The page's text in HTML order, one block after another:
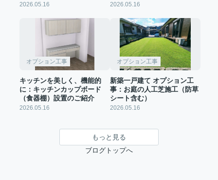
2026.05.16 2026.05.16
オプション工事
キッチンを美しく、機能的
に：キッチンカップボード
（食器棚）設置のご紹介
2026.05.16
オプション工事
新築一戸建て オプション工
事：お庭の人工芝施工（防草
シート含む）
2026.05.16
もっと見る
ブログトップへ